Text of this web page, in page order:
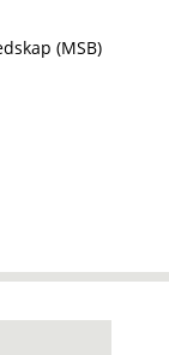
(MSB)